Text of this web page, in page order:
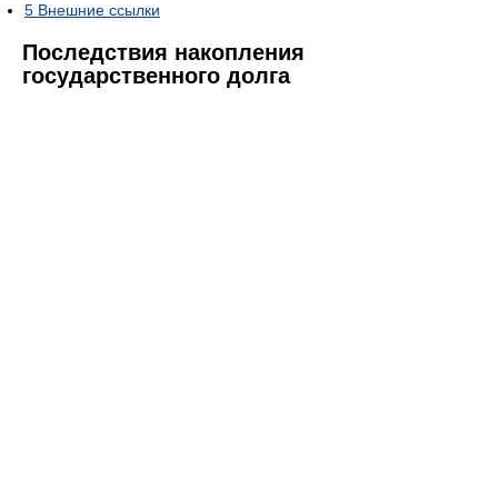
5 Внешние ссылки
Последствия накопления
государственного долга